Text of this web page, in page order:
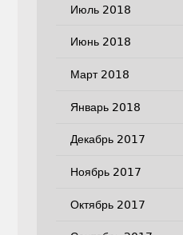
Июль 2018
Июнь 2018
Март 2018
Январь 2018
Декабрь 2017
Ноябрь 2017
Октябрь 2017